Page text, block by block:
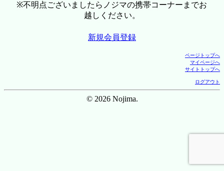
※不明点ございましたらノジマの携帯コーナーまでお
越しください。
新規会員登録
ページトップへ
マイページへ
サイトトップへ
ログアウト
© 2026 Nojima.